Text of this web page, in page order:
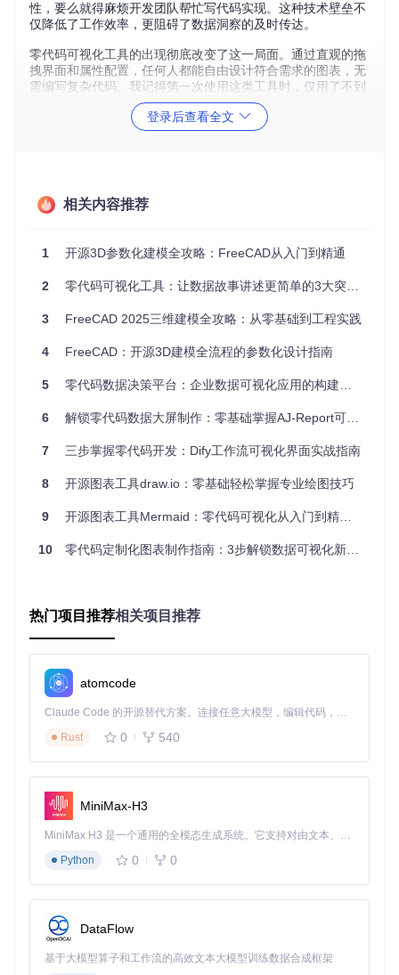
性，要么就得麻烦开发团队帮忙写代码实现。这种技术壁垒不
仅降低了工作效率，更阻碍了数据洞察的及时传达。
零代码可视化工具的出现彻底改变了这一局面。通过直观的拖
拽界面和属性配置，任何人都能自由设计符合需求的图表，无
需编写复杂代码。我记得第一次使用这类工具时，仅用了不到
30分钟就完成了一个原本需要开发人员两天时间才能实现的复
业务数据可视化技巧：从数据到决策的桥梁
转化为决策者能够快速理解的图表？关键在于选择合适的可视
展示数据，效果平平。后来改用了对比柱状图和趋势线结合的
比变化。这个简单的改变让销售总监在会议上一眼就发现了某
💡 技巧：在制作业务图表时，始终问自己三个问题：这个图表
要传达什么核心信息？谁是目标受众？他们最关心什么指标？
这三个问题将帮助你选择最合适的图表类型和展示方式。
而现代数据可视化工具通过以下核心功能，让自定义图表制作
变得简单：
表元素，调整层级关系和显示顺序。
丰富的属性配置：从颜色、字体到数据绑定，每一个细节
议。
我曾经需要制作一个展示产品市场份额随时间变化的图表，传
具，我能够创建一个结合面积图和气泡图的混合图表，既展示
了总体趋势，又突出了各产品的相对份额。
数据可视化工作流程：从数据到图表的完整路径
一个高效的数据可视化工具应该提供清晰的工作流程，帮助用
户从原始数据到最终图表的无缝过渡。典型的工作流程包括：
数据导入与清洗：支持多种数据格式，提供基本的数据清
洗功能。
图表类型选择：根据数据特点和分析目标推荐合适的图表
类型。
自定义配置：调整图表样式、颜色、标签等元素。
交互与探索：添加筛选、钻取等交互功能，方便数据探
登录后查看全文
相关内容推荐
1 开源3D参数化建模全攻略：FreeCAD从入门到精通
2 零代码可视化工具：让数据故事讲述更简单的3大突破+5步上手指南
3 FreeCAD 2025三维建模全攻略：从零基础到工程实践
4 FreeCAD：开源3D建模全流程的参数化设计指南
5 零代码数据决策平台：企业数据可视化应用的构建指南
6 解锁零代码数据大屏制作：零基础掌握AJ-Report可视化工具
7 三步掌握零代码开发：Dify工作流可视化界面实战指南
8 开源图表工具draw.io：零基础轻松掌握专业绘图技巧
9 开源图表工具Mermaid：零代码可视化从入门到精通指南
10 零代码定制化图表制作指南：3步解锁数据可视化新范式
热门项目推荐相关项目推荐
atomcode
Claude Code 的开源替代方案。连接任意大模型，编辑代码，运行命令，自动验证 — 全自动执行。用 Rust 构建，极致性能。 ｜ An open-source alternative to Claude Code. Connect any LLM, edit code, run commands, and verify changes — autonomously. Built in Rust for speed. Get Started
Rust
0 540
MiniMax-H3
MiniMax H3 是一个通用的全模态生成系统。它支持对由文本、图像、视频和音频组成的多模态上下文进行统一理解，并能生成分辨率高达 2K、时长可达 15 秒的带原生立体声音频的视频。得益于面向任务泛化的系统设计，H3 在预训练阶段就已具备广泛的多模态上下文理解与生成能力，能够出色地执行复杂的多模态指令。
Python
0 0
DataFlow
基于大模型算子和工作流的高效文本大模型训练数据合成框架